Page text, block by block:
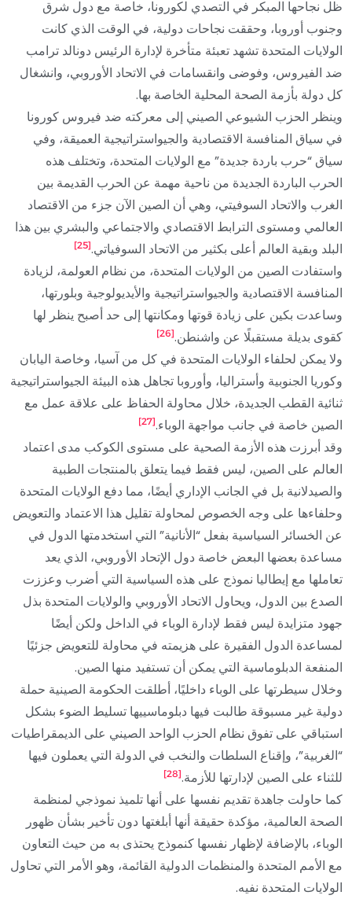
ظل نجاحها المبكر في التصدي لكورونا، خاصة مع دول شرق
وجنوب أوروبا، وحققت نجاحات دولية، في الوقت الذي كانت
الولايات المتحدة تشهد تعبئة متأخرة لإدارة الرئيس دونالد ترامب
ضد الفيروس، وفوضى وانقسامات في الاتحاد الأوروبي، وانشغال
كل دولة بأزمة الصحة المحلية الخاصة بها.
وينظر الحزب الشيوعي الصيني إلى معركته ضد فيروس كورونا
في سياق المنافسة الاقتصادية والجيواستراتيجية العميقة، وفي
سياق “حرب باردة جديدة” مع الولايات المتحدة، وتختلف هذه
الحرب الباردة الجديدة من ناحية مهمة عن الحرب القديمة بين
الغرب والاتحاد السوفيتي، وهي أن الصين الآن جزء من الاقتصاد
العالمي ومستوى الترابط الاقتصادي والاجتماعي والبشري بين هذا
البلد وبقية العالم أعلى بكثير من الاتحاد السوفياتي.[25]
واستفادت الصين من الولايات المتحدة، من نظام العولمة، لزيادة
المنافسة الاقتصادية والجيواستراتيجية والأيديولوجية وبلورتها،
وساعدت بكين على زيادة قوتها ومكانتها إلى حد أصبح ينظر لها
كقوى بديلة مستقبلًا عن واشنطن.[26]
ولا يمكن لحلفاء الولايات المتحدة في كل من آسيا، وخاصة اليابان
وكوريا الجنوبية وأستراليا، وأوروبا تجاهل هذه البيئة الجيواستراتيجية
ثنائية القطب الجديدة، خلال محاولة الحفاظ على علاقة عمل مع
الصين خاصة في جانب مواجهة الوباء.[27]
وقد أبرزت هذه الأزمة الصحية على مستوى الكوكب مدى اعتماد
العالم على الصين، ليس فقط فيما يتعلق بالمنتجات الطبية
والصيدلانية بل في الجانب الإداري أيضًا، مما دفع الولايات المتحدة
وحلفاءها على وجه الخصوص لمحاولة تقليل هذا الاعتماد والتعويض
عن الخسائر السياسية بفعل “الأنانية” التي استخدمتها الدول في
مساعدة بعضها البعض خاصة دول الإتحاد الأوروبي، الذي يعد
تعاملها مع إيطاليا نموذج على هذه السياسية التي أضرب وعززت
الصدع بين الدول، ويحاول الاتحاد الأوروبي والولايات المتحدة بذل
جهود متزايدة ليس فقط لإدارة الوباء في الداخل ولكن أيضًا
لمساعدة الدول الفقيرة على هزيمته في محاولة للتعويض جزئيًا
المنفعة الدبلوماسية التي يمكن أن تستفيد منها الصين.
وخلال سيطرتها على الوباء داخليًا، أطلقت الحكومة الصينية حملة
دولية غير مسبوقة طالبت فيها دبلوماسييها تسليط الضوء بشكل
استباقي على تفوق نظام الحزب الواحد الصيني على الديمقراطيات
“الغربية”، وإقناع السلطات والنخب في الدولة التي يعملون فيها
للثناء على الصين لإدارتها للأزمة.[28]
كما حاولت جاهدة تقديم نفسها على أنها تلميذ نموذجي لمنظمة
الصحة العالمية، مؤكدة حقيقة أنها أبلغتها دون تأخير بشأن ظهور
الوباء، بالإضافة لإظهار نفسها كنموذج يحتذى به من حيث التعاون
مع الأمم المتحدة والمنظمات الدولية القائمة، وهو الأمر التي تحاول
الولايات المتحدة نفيه.